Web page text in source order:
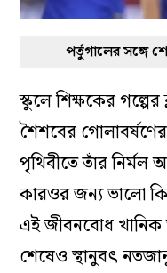
পর্তুগালের সঙ্গে
স্কুলে শিক্ষকের
শৈশবের
পৃথিবীতে তাঁর
কারওর জন্য ভালো
এই জীবনবোধ খানিক
শেষেও স্থানুবৎ